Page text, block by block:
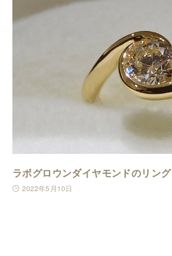
ラボグロウンダイヤモンドのリング
2022年5月10日